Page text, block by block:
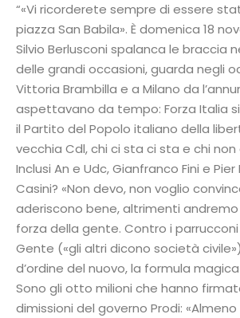
“«Vi ricorderete sempre di essere
piazza San Babila». È domenica 18
Silvio Berlusconi spalanca le braccia
delle grandi occasioni, guarda negli
Vittoria Brambilla e a Milano da
aspettavano da tempo: Forza Italia
il Partito del Popolo italiano della
vecchia Cdl, chi ci sta ci sta e chi non
Inclusi An e Udc, Gianfranco Fini e
Casini? «Non devo, non voglio
aderiscono bene, altrimenti
forza della gente. Contro i
Gente («gli altri dicono società
d’ordine del nuovo, la formula
Sono gli otto milioni che hanno
dimissioni del governo Prodi: